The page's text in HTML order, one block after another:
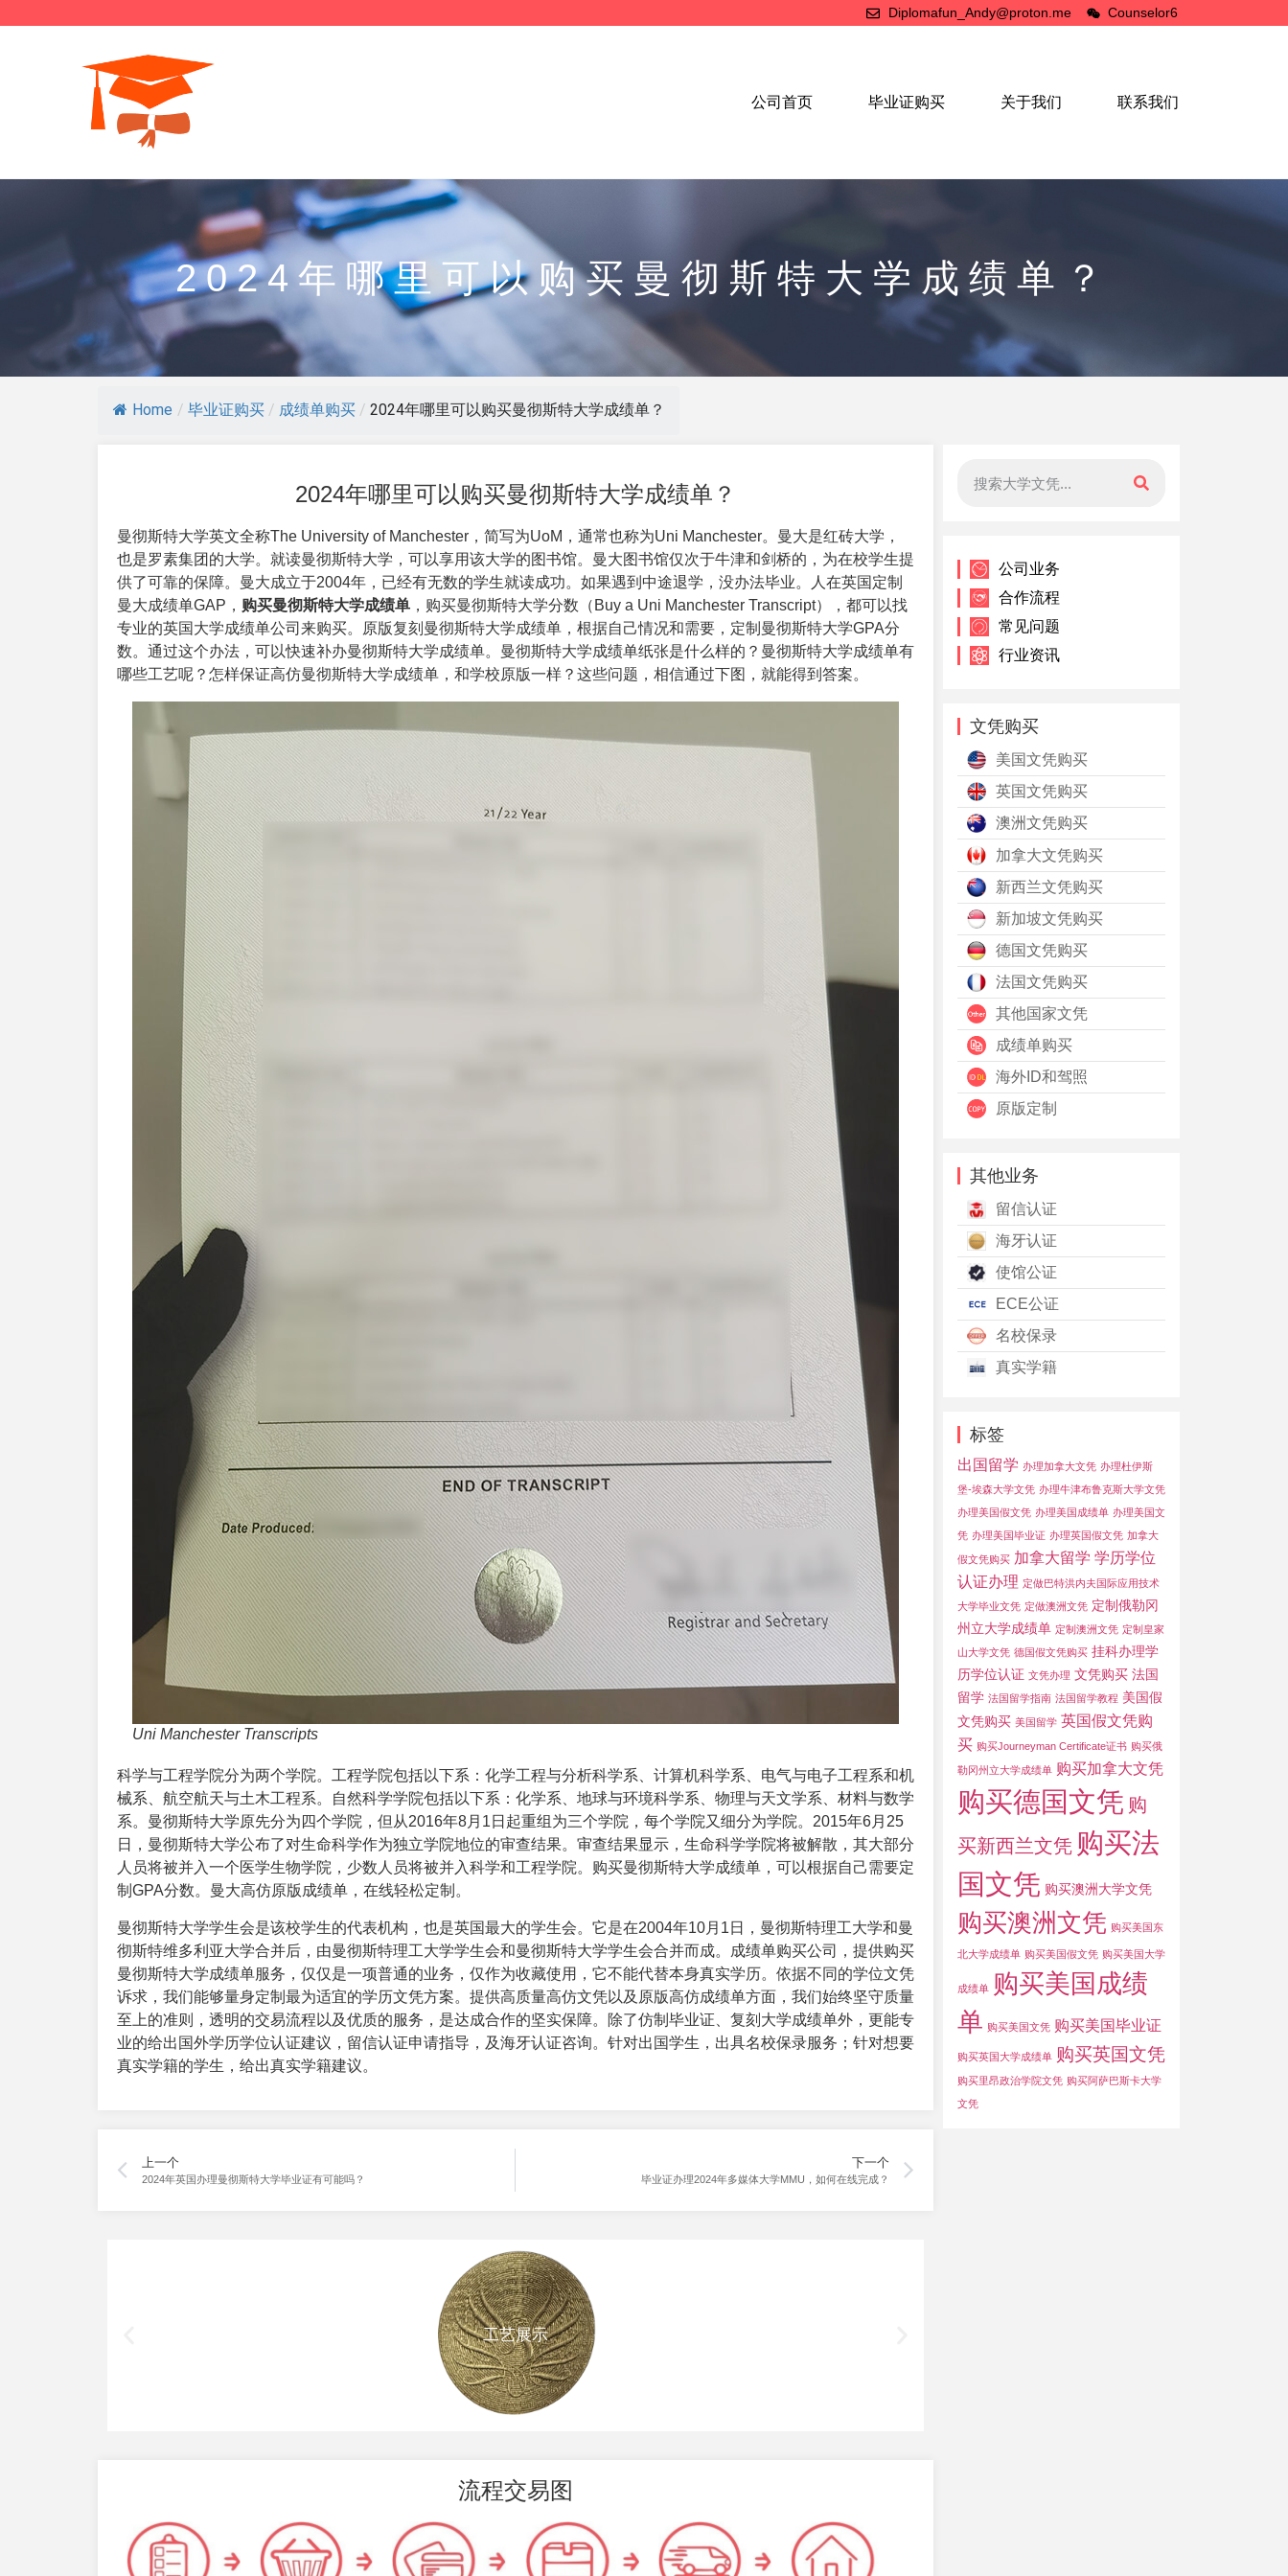
Diplomafun_Andy@proton.me Counselor6
公司首页 毕业证购买 关于我们 联系我们
2024年哪里可以购买曼彻斯特大学成绩单？
Home / 毕业证购买 / 成绩单购买 / 2024年哪里可以购买曼彻斯特大学成绩单？
2024年哪里可以购买曼彻斯特大学成绩单？
曼彻斯特大学英文全称The University of Manchester ，简写为UoM，通常也称为Uni Manchester。曼大是红砖大学，
也是罗素集团的大学。就读曼彻斯特大学，可以享用该大学的图书馆。曼大图书馆仅次于牛津和剑桥的，为在校学生提
供了可靠的保障。曼大成立于2004年，已经有无数的学生就读成功。如果遇到中途退学，没办法毕业。人在英国定制
曼大成绩单GAP， 购买曼彻斯特大学成绩单 ，购买曼彻斯特大学分数（Buy a Uni Manchester Transcript），都可以找
专业的英国大学成绩单公司来购买。原版复刻曼彻斯特大学成绩单，根据自己情况和需要，定制曼彻斯特大学GPA分
数。通过这个办法，可以快速补办曼彻斯特大学成绩单。曼彻斯特大学成绩单纸张是什么样的？曼彻斯特大学成绩单有
哪些工艺呢？怎样保证高仿曼彻斯特大学成绩单，和学校原版一样？这些问题，相信通过下图，就能得到答案。
Uni Manchester Transcripts
科学与工程学院分为两个学院。工程学院包括以下系：化学工程与分析科学系、计算机科学系、电气与电子工程系和机
械系、航空航天与土木工程系。自然科学学院包括以下系：化学系、地球与环境科学系、物理与天文学系、材料与数学
系。曼彻斯特大学原先分为四个学院，但从2016年8月1日起重组为三个学院，每个学院又细分为学院。2015年6月25
日，曼彻斯特大学公布了对生命科学作为独立学院地位的审查结果。审查结果显示，生命科学学院将被解散，其大部分
人员将被并入一个医学生物学院，少数人员将被并入科学和工程学院。购买曼彻斯特大学成绩单，可以根据自己需要定
制GPA分数。曼大高仿原版成绩单，在线轻松定制。
曼彻斯特大学学生会是该校学生的代表机构，也是英国最大的学生会。它是在2004年10月1日，曼彻斯特理工大学和曼
彻斯特维多利亚大学合并后，由曼彻斯特理工大学学生会和曼彻斯特大学学生会合并而成。
成绩单购买公司
，提供购买
曼彻斯特大学成绩单服务，仅仅是一项普通的业务，仅作为收藏使用，它不能代替本身真实学历。依据不同的学位文凭
诉求，我们能够量身定制最为适宜的学历文凭方案。提供高质量高仿文凭以及原版高仿成绩单方面，我们始终坚守质量
至上的准则，透明的交易流程以及优质的服务，是达成合作的坚实保障。除了仿制毕业证、复刻大学成绩单外，更能专
业的给出国外学历学位认证建议，留信认证申请指导，及海牙认证咨询。针对出国学生，出具名校保录服务；针对想要
真实学籍的学生，给出真实学籍建议。
上一个
2024年英国办理曼彻斯特大学毕业证有可能吗？
下一个
毕业证办理2024年多媒体大学MMU，如何在线完成？
工艺展示
流程交易图
公司业务
合作流程
常见问题
行业资讯
文凭购买
美国文凭购买
英国文凭购买
澳洲文凭购买
加拿大文凭购买
新西兰文凭购买
新加坡文凭购买
德国文凭购买
法国文凭购买
其他国家文凭
成绩单购买
海外ID和驾照
原版定制
其他业务
留信认证
海牙认证
使馆公证
ECE公证
名校保录
真实学籍
标签
出国留学 办理加拿大文凭 办理杜伊斯
堡-埃森大学文凭 办理牛津布鲁克斯大学文凭
办理美国假文凭 办理美国成绩单 办理美国文
凭 办理美国毕业证 办理英国假文凭 加拿大
假文凭购买 加拿大留学 学历学位
认证办理 定做巴特洪内夫国际应用技术
大学毕业文凭 定做澳洲文凭 定制俄勒冈
州立大学成绩单 定制澳洲文凭 定制皇家
山大学文凭 德国假文凭购买 挂科办理学
历学位认证 文凭办理 文凭购买 法国
留学 法国留学指南 法国留学教程 美国假
文凭购买 美国留学 英国假文凭购
买 购买Journeyman Certificate证书 购买俄
勒冈州立大学成绩单 购买加拿大文凭
购买德国文凭 购
买新西兰文凭 购买法
国文凭 购买澳洲大学文凭
购买澳洲文凭 购买美国东
北大学成绩单 购买美国假文凭 购买美国大学
成绩单 购买美国成绩
单 购买美国文凭 购买美国毕业证
购买英国大学成绩单 购买英国文凭
购买里昂政治学院文凭 购买阿萨巴斯卡大学
文凭